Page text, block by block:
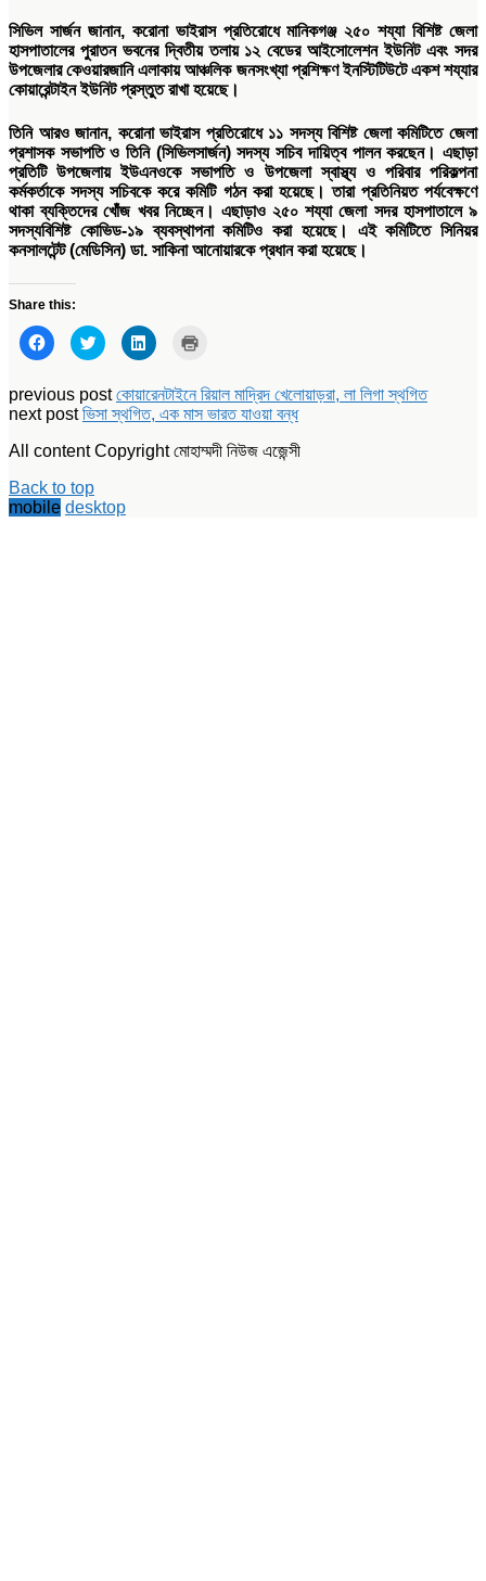
সিভিল সার্জন জানান, করোনা ভাইরাস প্রতিরোধে মানিকগঞ্জ ২৫০ শয্যা বিশিষ্ট জেলা
হাসপাতালের পুরাতন ভবনের দ্বিতীয় তলায় ১২ বেডের আইসোলেশন ইউনিট এবং সদর
উপজেলার কেওয়ারজানি এলাকায় আঞ্চলিক জনসংখ্যা প্রশিক্ষণ ইনস্টিটিউটে একশ শয্যার
কোয়ারেন্টাইন ইউনিট প্রস্তুত রাখা হয়েছে।
তিনি আরও জানান, করোনা ভাইরাস প্রতিরোধে ১১ সদস্য বিশিষ্ট জেলা কমিটিতে জেলা
প্রশাসক সভাপতি ও তিনি (সিভিলসার্জন) সদস্য সচিব দায়িত্ব পালন করছেন। এছাড়া
প্রতিটি উপজেলায় ইউএনওকে সভাপতি ও উপজেলা স্বাস্থ্য ও পরিবার পরিকল্পনা
কর্মকর্তাকে সদস্য সচিবকে করে কমিটি গঠন করা হয়েছে। তারা প্রতিনিয়ত পর্যবেক্ষণে
থাকা ব্যক্তিদের খোঁজ খবর নিচ্ছেন। এছাড়াও ২৫০ শয্যা জেলা সদর হাসপাতালে ৯
সদস্যবিশিষ্ট কোভিড-১৯ ব্যবস্থাপনা কমিটিও করা হয়েছে। এই কমিটিতে সিনিয়র
কনসালটেন্ট (মেডিসিন) ডা. সাকিনা আনোয়ারকে প্রধান করা হয়েছে।
Share this:
Click
to
share
Facebook
(Opens
in
window)
Click
to
share
Twitter
(Opens
in
window)
Click
to
LinkedIn
(Opens
in
window)
in
new
window)
previous postকোয়ারেনটাইনে রিয়াল মাদ্রিদ খেলোয়াড়রা, লা লিগা স্থগিত
next postভিসা স্থগিত, এক মাস ভারত যাওয়া বন্ধ
All content Copyright মোহাম্মদী নিউজ এজেন্সী
Back to top
mobile desktop